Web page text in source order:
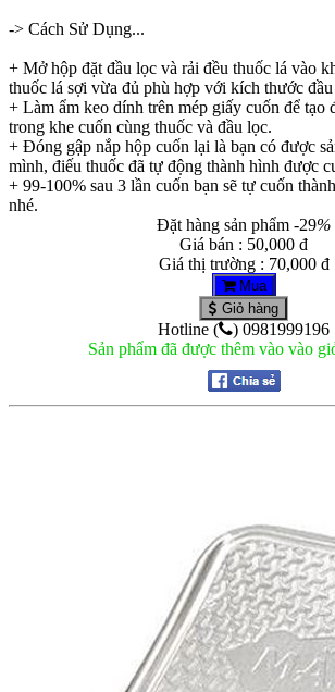
-> Cách Sử Dụng...
+ Mở hộp đặt đầu lọc và rải đều thuốc lá vào
thuốc lá sợi vừa đủ phù hợp với kích thước
+ Làm ẩm keo dính trên mép giấy cuốn để tạo
trong khe cuốn cùng thuốc và đầu lọc.
+ Đóng gập nắp hộp cuốn lại là bạn có được
mình, điếu thuốc đã tự động thành hình được
+ 99-100% sau 3 lần cuốn bạn sẽ tự cuốn
nhé.
Đặt hàng sản phẩm -29%
Giá bán : 50,000 đ
Giá thị trường : 70,000 đ
Mua
Giỏ hàng
Hotline (
) 0981999196
Sản phẩm đã được thêm vào vào